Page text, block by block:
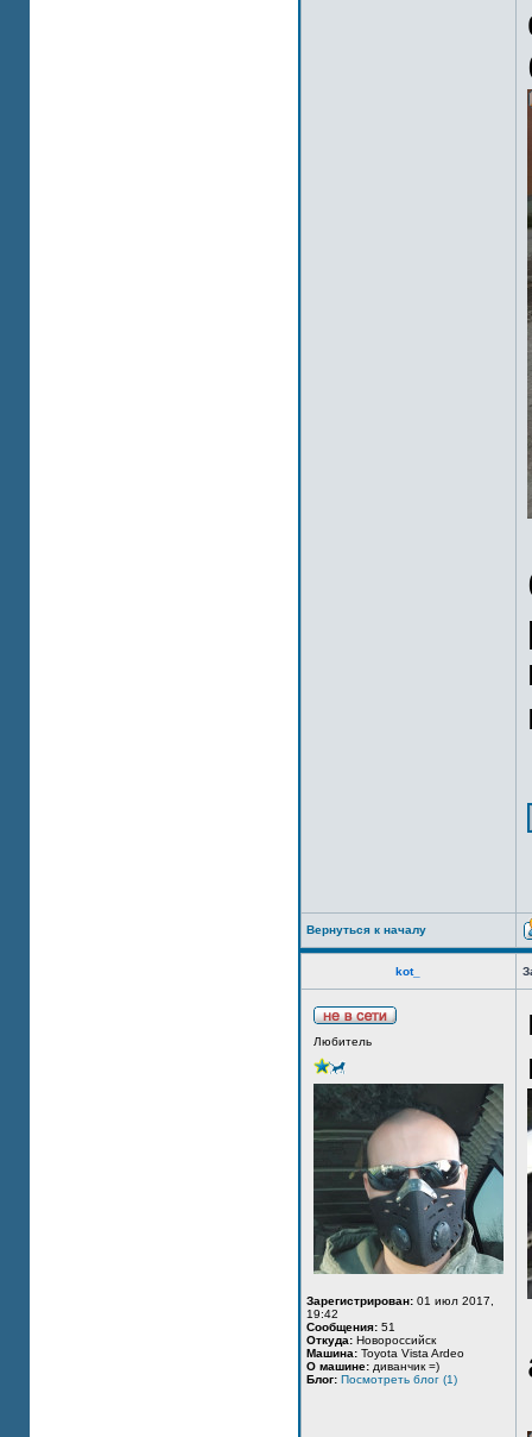
Вернуться к началу
kot_
Любитель
Зарегистрирован: 01 июл 2017,
19:42
Сообщения: 51
Откуда: Новороссийск
Машина: Toyota Vista Ardeo
О машине: диванчик =)
Блог: Посмотреть блог (1)